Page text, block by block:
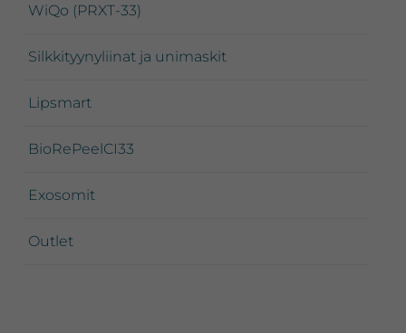
WiQo (PRXT-33)
Silkkityynyliinat ja unimaskit
Lipsmart
BioRePeelCI33
Exosomit
Outlet